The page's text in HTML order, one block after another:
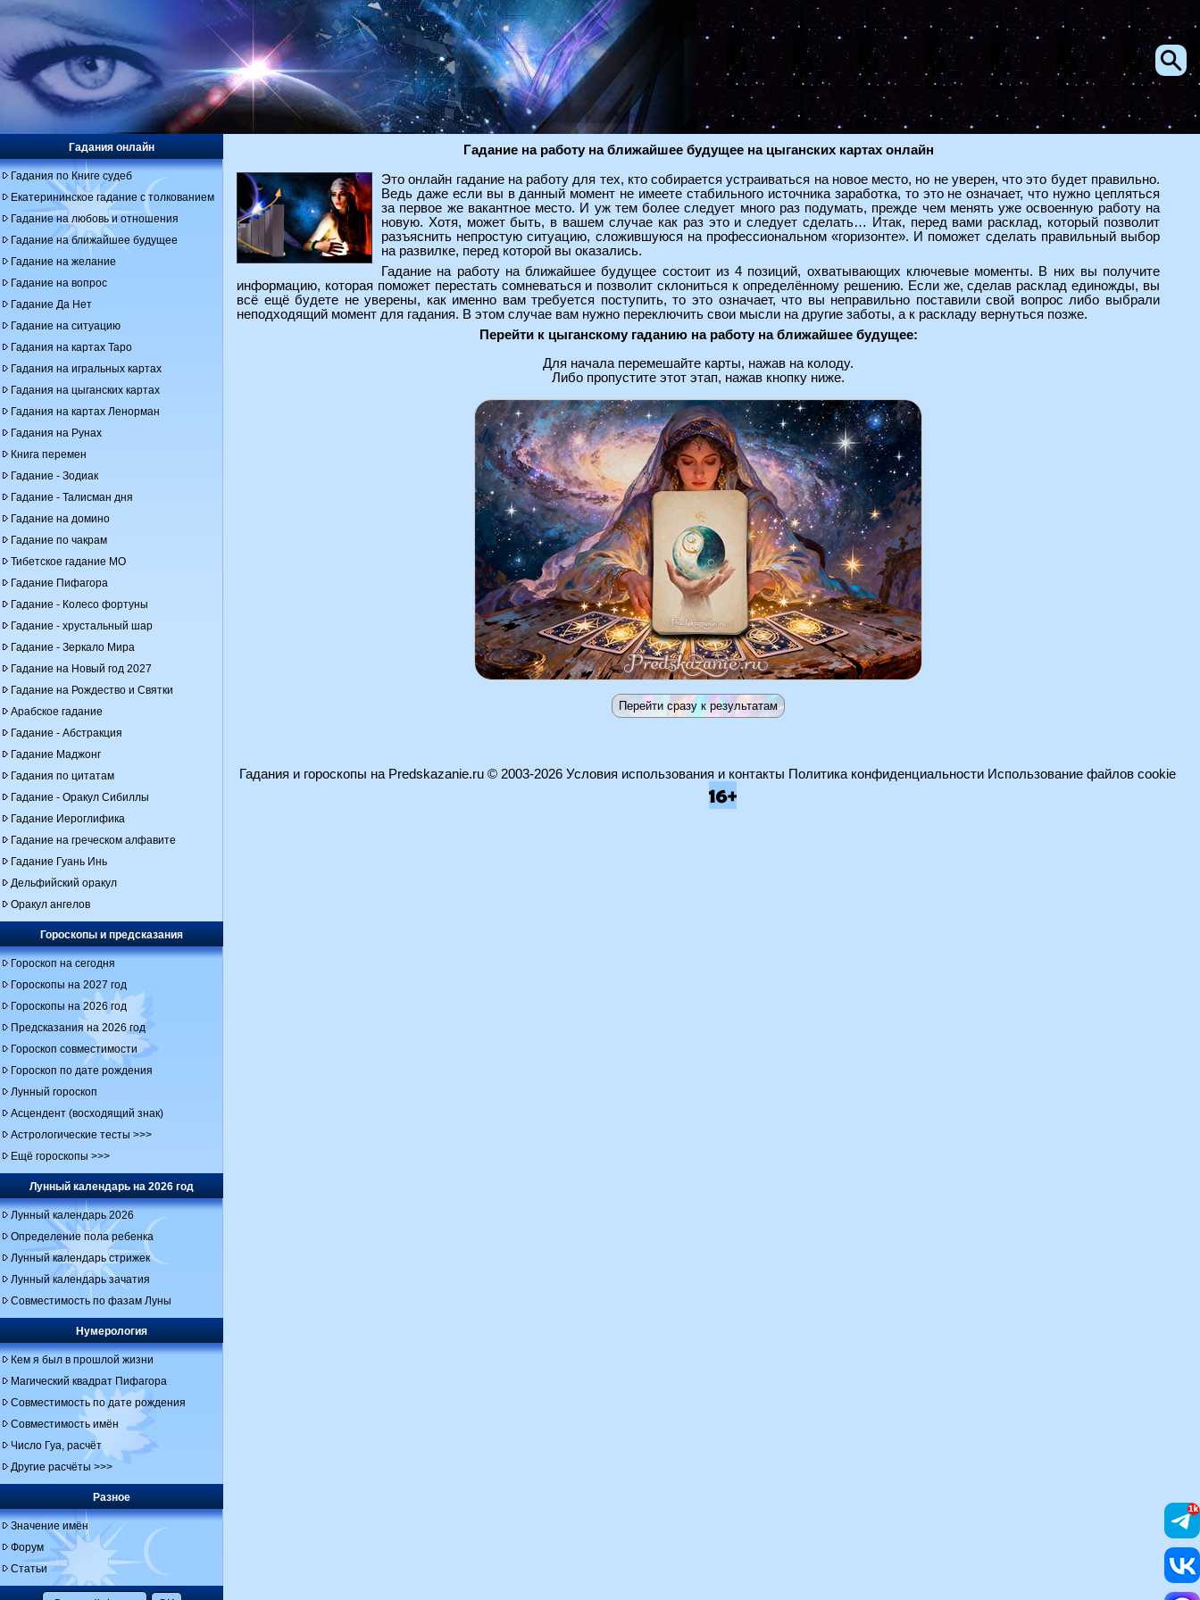
Гадание на работу на ближайшее будущее на цыганских картах онлайн
Это онлайн гадание на работу для тех, кто собирается устраиваться на новое место, но не уверен, что это будет правильно.
Ведь даже если вы в данный момент не имеете стабильного источника заработка, то это не означает, что нужно цепляться
за первое же вакантное место. И уж тем более следует много раз подумать, прежде чем менять уже освоенную работу на
новую. Хотя, может быть, в вашем случае как раз это и следует сделать… Итак, перед вами расклад, который позволит
разъяснить непростую ситуацию, сложившуюся на профессиональном «горизонте». И поможет сделать правильный выбор
на развилке, перед которой вы оказались.
Гадание на работу на ближайшее будущее состоит из 4 позиций, охватывающих ключевые моменты. В них вы получите
информацию, которая поможет перестать сомневаться и позволит склониться к определённому решению. Если же, сделав расклад единожды, вы
всё ещё будете не уверены, как именно вам требуется поступить, то это означает, что вы неправильно поставили свой вопрос либо выбрали
неподходящий момент для гадания. В этом случае вам нужно переключить свои мысли на другие заботы, а к раскладу вернуться позже.
Перейти к цыганскому гаданию на работу на ближайшее будущее:
Для начала перемешайте карты, нажав на колоду.
Либо пропустите этот этап, нажав кнопку ниже.
Гадания онлайн
Гадания по Книге судеб
Екатерининское гадание с толкованием
Гадание на любовь и отношения
Гадание на ближайшее будущее
Гадание на желание
Гадание на вопрос
Гадание Да Нет
Гадание на ситуацию
Гадания на картах Таро
Гадания на игральных картах
Гадания на цыганских картах
Гадания на картах Ленорман
Гадания на Рунах
Книга перемен
Гадание - Зодиак
Гадание - Талисман дня
Гадание на домино
Гадание по чакрам
Тибетское гадание МО
Гадание Пифагора
Гадание - Колесо фортуны
Гадание - хрустальный шар
Гадание - Зеркало Мира
Гадание на Новый год 2027
Гадание на Рождество и Святки
Арабское гадание
Гадание - Абстракция
Гадание Маджонг
Гадания по цитатам
Гадание - Оракул Сибиллы
Гадание Иероглифика
Гадание на греческом алфавите
Гадание Гуань Инь
Дельфийский оракул
Оракул ангелов
Гороскопы и предсказания
Гороскоп на сегодня
Гороскопы на 2027 год
Гороскопы на 2026 год
Предсказания на 2026 год
Гороскоп совместимости
Гороскоп по дате рождения
Лунный гороскоп
Асцендент (восходящий знак)
Астрологические тесты >>>
Ещё гороскопы >>>
Лунный календарь на 2026 год
Лунный календарь 2026
Определение пола ребенка
Лунный календарь стрижек
Лунный календарь зачатия
Совместимость по фазам Луны
Нумерология
Кем я был в прошлой жизни
Магический квадрат Пифагора
Совместимость по дате рождения
Совместимость имён
Число Гуа, расчёт
Другие расчёты >>>
Разное
Значение имён
Форум
Статьи
Гадания и гороскопы на Predskazanie.ru© 2003-2026 Условия использования и контакты Политика конфиденциальности Использование файлов cookie